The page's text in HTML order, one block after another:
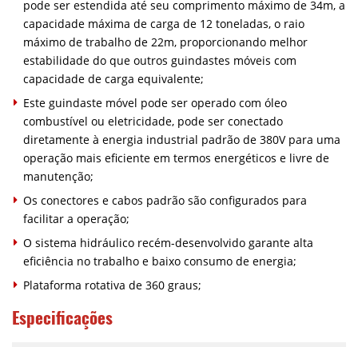
pode ser estendida até seu comprimento máximo de 34m, a
capacidade máxima de carga de 12 toneladas, o raio
máximo de trabalho de 22m, proporcionando melhor
estabilidade do que outros guindastes móveis com
capacidade de carga equivalente;
Este guindaste móvel pode ser operado com óleo
combustível ou eletricidade, pode ser conectado
diretamente à energia industrial padrão de 380V para uma
operação mais eficiente em termos energéticos e livre de
manutenção;
Os conectores e cabos padrão são configurados para
facilitar a operação;
O sistema hidráulico recém-desenvolvido garante alta
eficiência no trabalho e baixo consumo de energia;
Plataforma rotativa de 360 graus;
Especificações